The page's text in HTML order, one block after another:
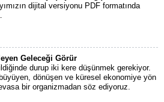
dijital versiyonu PDF formatında
Geleceği Görür
durup iki kere düşünmek gerekiyor.
dönüşen ve küresel ekonomiye yön
bir organizmadan söz ediyoruz.